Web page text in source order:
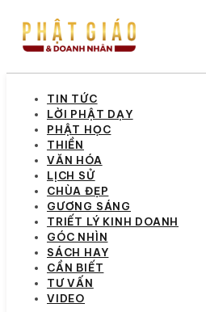
TIN TỨC
LỜI PHẬT DẠY
PHẬT HỌC
THIỀN
VĂN HÓA
LỊCH SỬ
CHÙA ĐẸP
GƯƠNG SÁNG
TRIẾT LÝ KINH DOANH
GÓC NHÌN
SÁCH HAY
CẦN BIẾT
TƯ VẤN
VIDEO